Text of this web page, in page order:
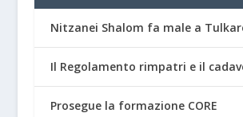
Nitzanei Shalom fa male a
Il Regolamento rimpatri e il
Prosegue la formazione CORE